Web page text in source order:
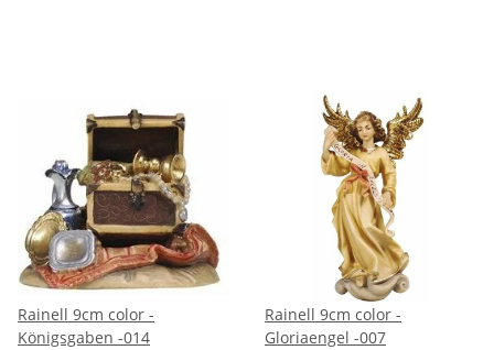
Rainell 9cm color -
Königsgaben -014
Rainell 9cm color -
Gloriaengel -007